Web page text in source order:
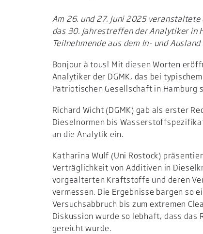
Am 26. und 27. Juni 2025
das 30. Jahrestreffen der Analytiker in
Teilnehmende aus dem In- und
Bonjour à tous! Mit diesen Worten
Analytiker der DGMK, das bei
Patriotischen Gesellschaft in Hamburg
Richard Wicht (DGMK) gab als erster
Dieselnormen bis
an die Analytik ein.
Katharina Wulf (Uni Rostock)
Verträglichkeit von Additiven in
vorgealterten Kraftstoffe und deren
vermessen. Die Ergebnisse bargen so
Versuchsabbruch bis zum extremen
Diskussion wurde so lebhaft, dass das
gereicht wurde.